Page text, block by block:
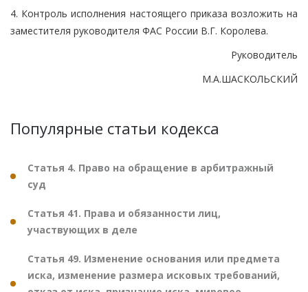
4. Контроль исполнения настоящего приказа возложить на
заместителя руководителя ФАС России В.Г. Королева.
Руководитель
М.А.ШАСКОЛЬСКИЙ
Популярные статьи кодекса
Статья 4. Право на обращение в арбитражный
суд
Статья 41. Права и обязанности лиц,
участвующих в деле
Статья 49. Изменение основания или предмета
иска, изменение размера исковых требований,